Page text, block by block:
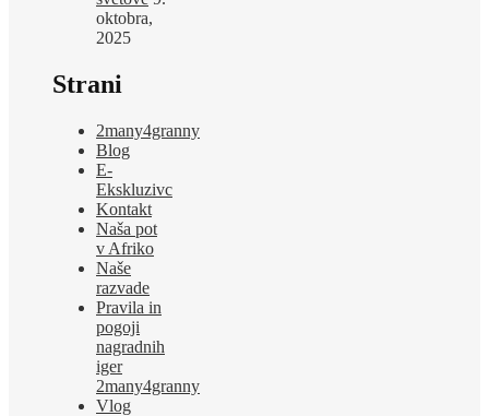
oktobra,
2025
Strani
2many4granny
Blog
E-
Ekskluzivc
Kontakt
Naša pot
v Afriko
Naše
razvade
Pravila in
pogoji
nagradnih
iger
2many4granny
Vlog